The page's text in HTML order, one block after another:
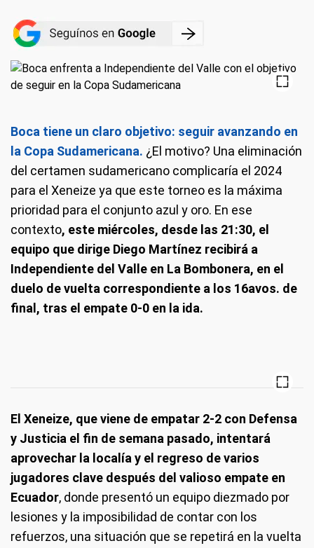
Boca tiene un claro objetivo: seguir avanzando en
la Copa Sudamericana. ¿El motivo? Una eliminación
del certamen sudamericano complicaría el 2024
para el Xeneize ya que este torneo es la máxima
prioridad para el conjunto azul y oro. En ese
contexto, este miércoles, desde las 21:30, el
equipo que dirige Diego Martínez recibirá a
Independiente del Valle en La Bombonera, en el
duelo de vuelta correspondiente a los 16avos. de
final, tras el empate 0-0 en la ida.
El Xeneize, que viene de empatar 2-2 con Defensa
y Justicia el fin de semana pasado, intentará
aprovechar la localía y el regreso de varios
jugadores clave después del valioso empate en
Ecuador, donde presentó un equipo diezmado por
lesiones y la imposibilidad de contar con los
refuerzos, una situación que se repetirá en la vuelta